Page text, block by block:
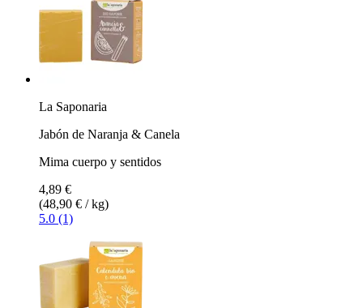
La Saponaria
Jabón de Naranja & Canela
Mima cuerpo y sentidos
4,89 €
(48,90 € / kg)
5.0 (1)